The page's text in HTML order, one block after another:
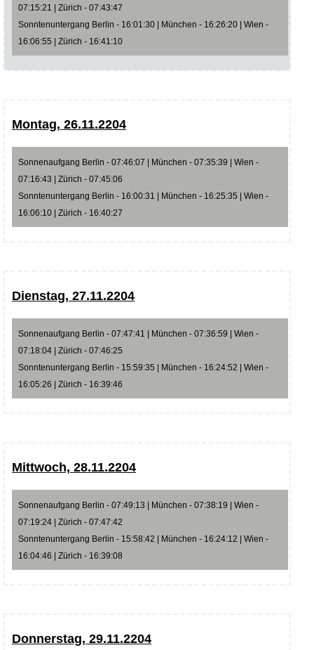
07:15:21 | Zürich - 07:43:47
Sonntenuntergang Berlin - 16:01:30 | München - 16:26:20 | Wien -
16:06:55 | Zürich - 16:41:10
Montag, 26.11.2204
Sonnenaufgang Berlin - 07:46:07 | München - 07:35:39 | Wien -
07:16:43 | Zürich - 07:45:06
Sonntenuntergang Berlin - 16:00:31 | München - 16:25:35 | Wien -
16:06:10 | Zürich - 16:40:27
Dienstag, 27.11.2204
Sonnenaufgang Berlin - 07:47:41 | München - 07:36:59 | Wien -
07:18:04 | Zürich - 07:46:25
Sonntenuntergang Berlin - 15:59:35 | München - 16:24:52 | Wien -
16:05:26 | Zürich - 16:39:46
Mittwoch, 28.11.2204
Sonnenaufgang Berlin - 07:49:13 | München - 07:38:19 | Wien -
07:19:24 | Zürich - 07:47:42
Sonntenuntergang Berlin - 15:58:42 | München - 16:24:12 | Wien -
16:04:46 | Zürich - 16:39:08
Donnerstag, 29.11.2204